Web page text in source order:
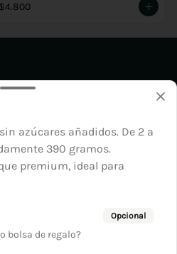
$4.800
azúcares añadidos. De 2 a
390 gramos.
premium, ideal para
Opcional
bolsa de regalo?